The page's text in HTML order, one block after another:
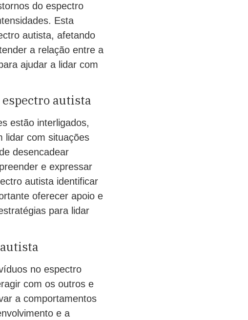
do espectro
Esta
autista, afetando
a relação entre a
ajudar a lidar com
autista
estão interligados,
lidar com situações
desencadear
e expressar
autista identificar
oferecer apoio e
para lidar
no espectro
com os outros e
a comportamentos
e a